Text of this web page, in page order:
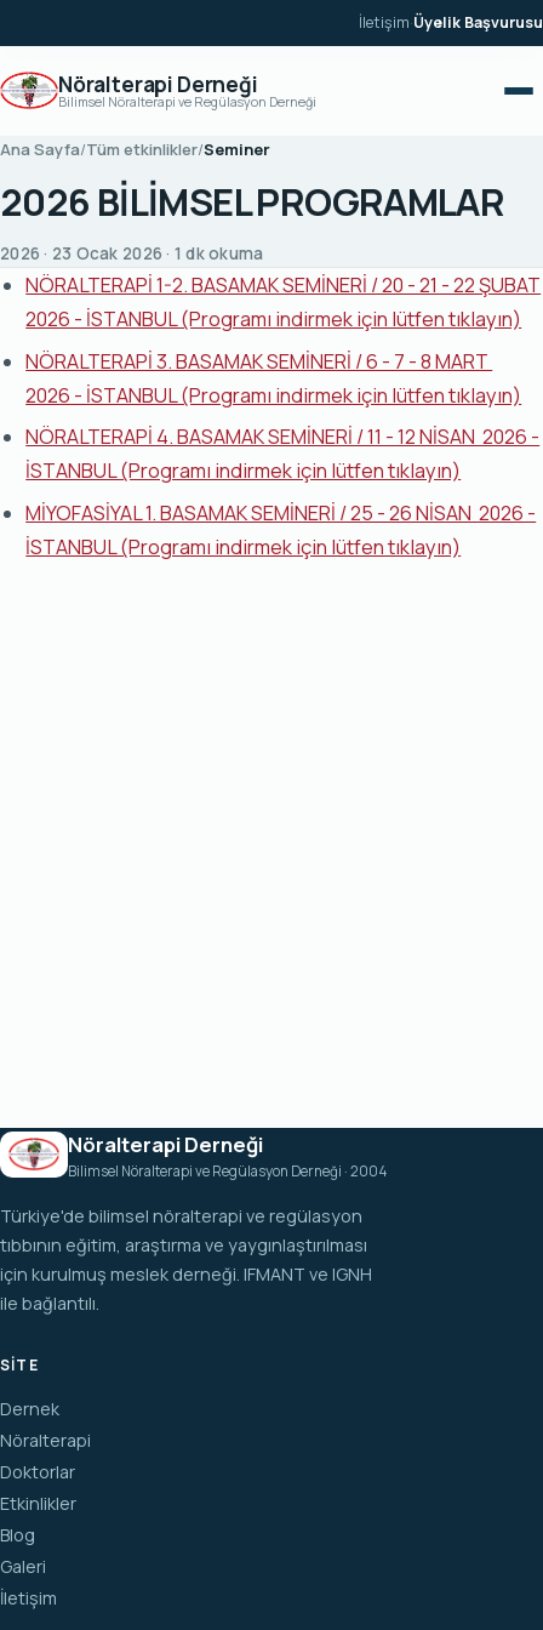
İletişim·Üyelik Başvurusu
Nöralterapi Derneği
Bilimsel Nöralterapi ve Regülasyon Derneği
Ana Sayfa/Tüm etkinlikler/Seminer
2026 BİLİMSEL PROGRAMLAR
2026 · 23 Ocak 2026 · 1 dk okuma
NÖRALTERAPİ 1-2. BASAMAK SEMİNERİ / 20 - 21 - 22 ŞUBAT
2026 - İSTANBUL (Programı indirmek için lütfen tıklayın)
NÖRALTERAPİ 3. BASAMAK SEMİNERİ / 6 - 7 - 8 MART
2026 - İSTANBUL (Programı indirmek için lütfen tıklayın)
NÖRALTERAPİ 4. BASAMAK SEMİNERİ / 11 - 12 NİSAN 2026 -
İSTANBUL (Programı indirmek için lütfen tıklayın)
MİYOFASİYAL 1. BASAMAK SEMİNERİ / 25 - 26 NİSAN 2026 -
İSTANBUL (Programı indirmek için lütfen tıklayın)
Nöralterapi Derneği
Bilimsel Nöralterapi ve Regülasyon Derneği · 2004
Türkiye'de bilimsel nöralterapi ve regülasyon
tıbbının eğitim, araştırma ve yaygınlaştırılması
için kurulmuş meslek derneği. IFMANT ve IGNH
ile bağlantılı.
SITE
Dernek
Nöralterapi
Doktorlar
Etkinlikler
Blog
Galeri
İletişim